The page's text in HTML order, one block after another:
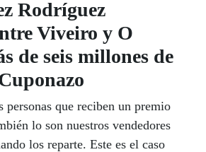
Rodríguez
Viveiro y O
de seis millones de
personas que reciben un premio
lo son nuestros vendedores
los reparte. Este es el caso